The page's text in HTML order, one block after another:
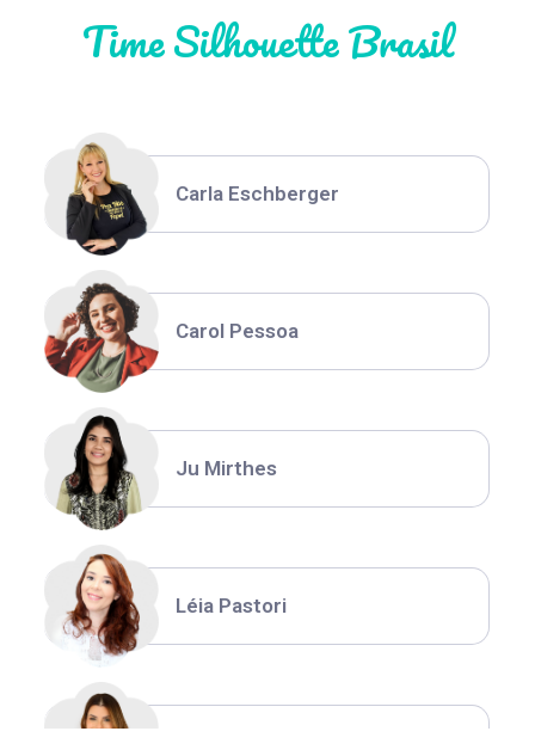
Time Silhouette Brasil
Thiara Ney
Carla Eschberger
Carol Pessoa
Ju Mirthes
Léia Pastori